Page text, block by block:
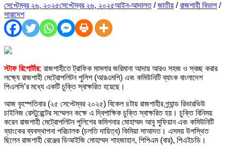
সেপ্টেম্বর ২৬, ২০২৫সেপ্টেম্বর ২৬, ২০২৫আইন-আদালত/জাতীয় /রাজশাহী বিভাগ /
সারাদেশ
স্টাফ রিপোর্টার: রাজশাহীতে ট্রাফিক মামলার জরিমানা আদায় আরও সহজ ও স্বচ্ছ করার
লক্ষ্যে রাজশাহী মেট্রোপলিটন পুলিশ (আরএমপি) এবং কমিউনিটি ব্যাংক বাংলাদেশ
পিএলসি’র মধ্যে একটি চুক্তি স্বাক্ষরিত হয়েছে।
আজ বৃহস্পতিবার (২৫ সেপ্টেম্বর ২০২৫) বিকেল ৪টায় রাজশাহীর গ্র্যান্ড রিভারভিউ
চাইনিজ রেস্টুরেন্টের সম্মেলন কক্ষে এ দ্বিপাক্ষিক চুক্তি স্বাক্ষরিত হয়। চুক্তি বিনিময়
করেন রাজশাহী মেট্রোপলিটন পুলিশের কমিশনার মোহাম্মদ আবু সুফিয়ান এবং কমিউনিটি
ব্যাংকের ব্যবস্থাপনা পরিচালক (চলতি দায়িত্ব) কিমিয়া সাআদত। এসময় উপস্থিত
ছিলেন রাজশাহী রেঞ্জের ডিআইজি মোহাম্মদ শাহজাহান, পিপিএম (বার), পিএইচডি।